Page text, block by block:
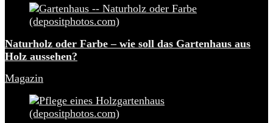
Naturholz oder Farbe – wie soll das Gartenhaus aus
Holz aussehen?
Magazin